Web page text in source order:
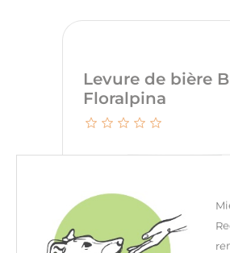
Levure de bière
Floralpina